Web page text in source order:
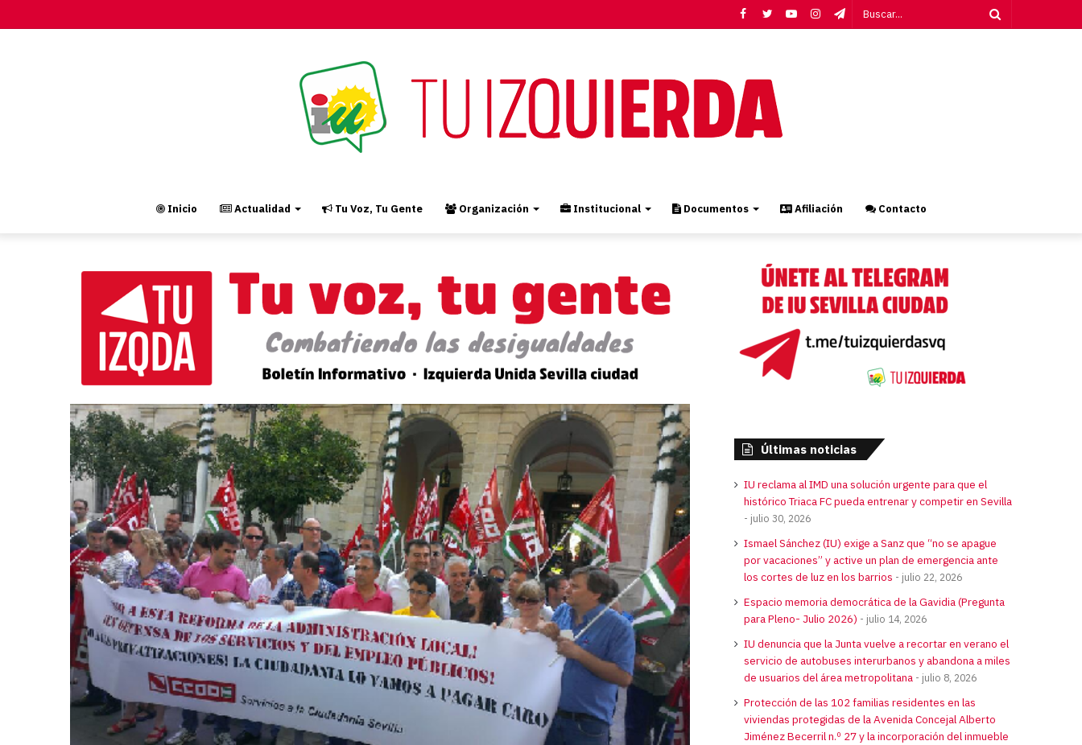
Telegram
Instagram
YouTube
Twitter
Facebook
Inicio Actualidad Tu Voz, Tu Gente Organización Institucional Documentos Afiliación Contacto
Últimas noticias
IU reclama al IMD una solución urgente para que el
histórico Triaca FC pueda entrenar y competir en Sevilla
julio 30, 2026
Ismael Sánchez (IU) exige a Sanz que “no se apague
por vacaciones” y active un plan de emergencia ante
los cortes de luz en los barrios
julio 22, 2026
Espacio memoria democrática de la Gavidia (Pregunta
para Pleno- Julio 2026)
julio 14, 2026
IU denuncia que la Junta vuelve a recortar en verano el
servicio de autobuses interurbanos y abandona a miles
de usuarios del área metropolitana
julio 8, 2026
Protección de las 102 familias residentes en las
viviendas protegidas de la Avenida Concejal Alberto
Jiménez Becerril n.º 27 y la incorporación del inmueble